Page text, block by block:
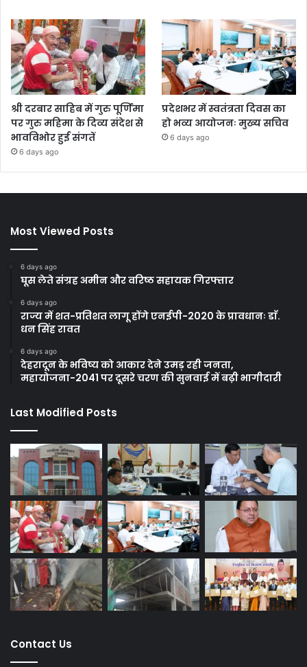
श्री दरबार साहिब में गुरु पूर्णिमा
पर गुरु महिमा के दिव्य संदेश से
भावविभोर हुई संगतें
6 days ago
प्रदेशभर में स्वतंत्रता दिवस का
हो भव्य आयोजनः मुख्य सचिव
6 days ago
Most Viewed Posts
6 days ago
घूस लेते संग्रह अमीन और वरिष्ठ सहायक गिरफ्तार
6 days ago
राज्य में शत-प्रतिशत लागू होंगे एनईपी-2020 के प्रावधानः डाॅ.
धन सिंह रावत
6 days ago
देहरादून के भविष्य को आकार देने उमड़ रही जनता,
महायोजना-2041 पर दूसरे चरण की सुनवाई में बढ़ी भागीदारी
Last Modified Posts
Contact Us